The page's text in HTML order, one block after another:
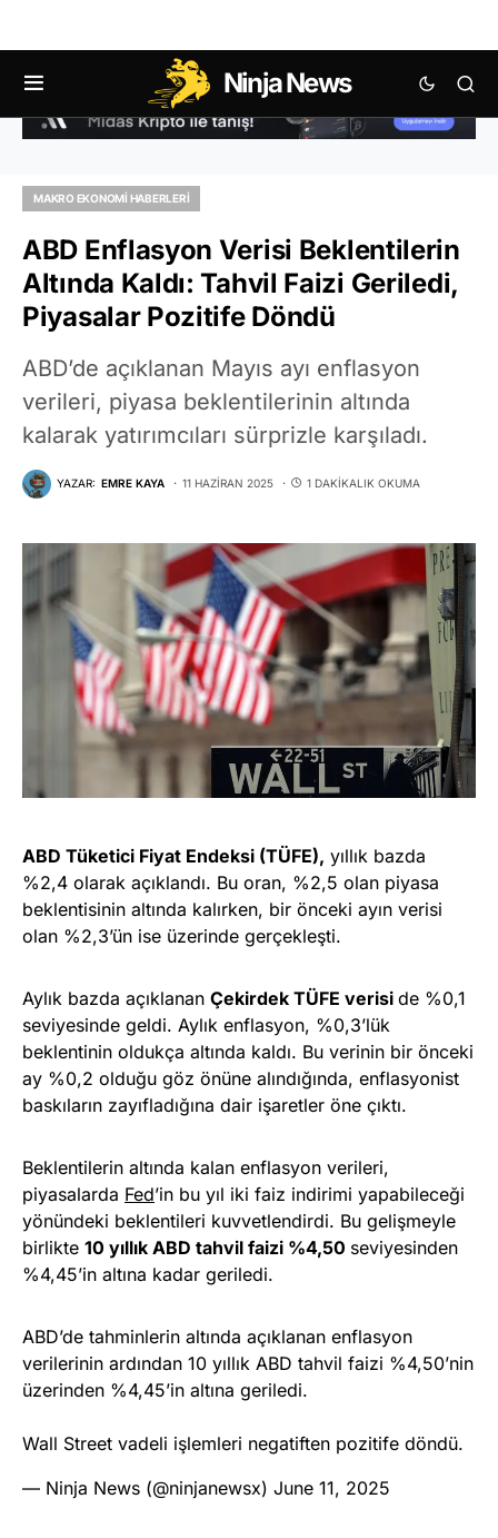
Ninja News
MAKRO EKONOMI HABERLERI
ABD Enflasyon Verisi Beklentilerin
Altında Kaldı: Tahvil Faizi Geriledi,
Piyasalar Pozitife Döndü
ABD’de açıklanan Mayıs ayı enflasyon
verileri, piyasa beklentilerinin altında
kalarak yatırımcıları sürprizle karşıladı.
YAZAR: EMRE KAYA 11 HAZIRAN 2025 1 DAKIKALIK OKUMA
ABD Tüketici Fiyat Endeksi (TÜFE), yıllık bazda
%2,4 olarak açıklandı. Bu oran, %2,5 olan piyasa
beklentisinin altında kalırken, bir önceki ayın verisi
olan %2,3’ün ise üzerinde gerçekleşti.
Aylık bazda açıklanan Çekirdek TÜFE verisi de %0,1
seviyesinde geldi. Aylık enflasyon, %0,3’lük
beklentinin oldukça altında kaldı. Bu verinin bir önceki
ay %0,2 olduğu göz önüne alındığında, enflasyonist
baskıların zayıfladığına dair işaretler öne çıktı.
Beklentilerin altında kalan enflasyon verileri,
piyasalarda Fed’in bu yıl iki faiz indirimi yapabileceği
yönündeki beklentileri kuvvetlendirdi. Bu gelişmeyle
birlikte 10 yıllık ABD tahvil faizi %4,50 seviyesinden
%4,45’in altına kadar geriledi.
ABD’de tahminlerin altında açıklanan enflasyon
verilerinin ardından 10 yıllık ABD tahvil faizi %4,50’nin
üzerinden %4,45’in altına geriledi.
Wall Street vadeli işlemleri negatiften pozitife döndü.
— Ninja News (@ninjanewsx) June 11, 2025